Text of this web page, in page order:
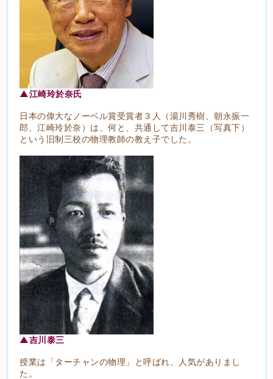
▲江崎玲於奈氏
日本の偉大なノーベル賞受賞者３人（湯川秀樹、朝永振一
郎、江崎玲於奈）は、何と、共通して吉川泰三（写真下）
という旧制三校の物理教師の教え子でした。
▲吉川泰三
授業は「ターチャンの物理」と呼ばれ、人気がありまし
た。